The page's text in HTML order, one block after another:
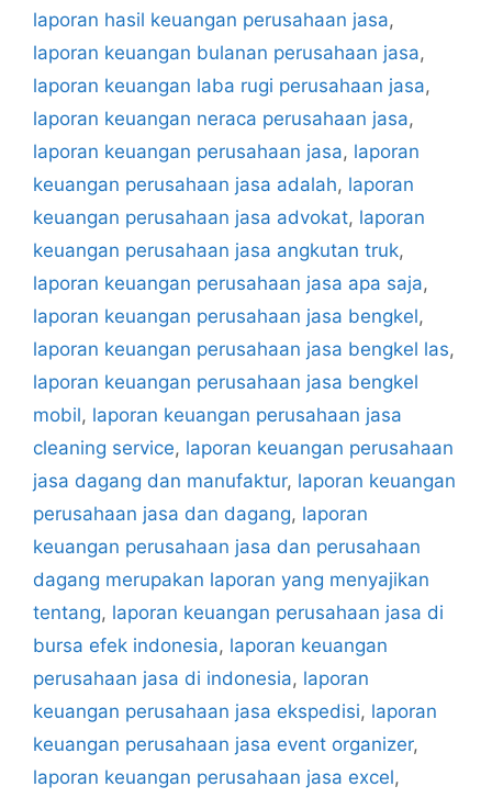
laporan hasil keuangan perusahaan jasa,
laporan keuangan bulanan perusahaan jasa,
laporan keuangan laba rugi perusahaan jasa,
laporan keuangan neraca perusahaan jasa,
laporan keuangan perusahaan jasa, laporan
keuangan perusahaan jasa adalah, laporan
keuangan perusahaan jasa advokat, laporan
keuangan perusahaan jasa angkutan truk,
laporan keuangan perusahaan jasa apa saja,
laporan keuangan perusahaan jasa bengkel,
laporan keuangan perusahaan jasa bengkel las,
laporan keuangan perusahaan jasa bengkel
mobil, laporan keuangan perusahaan jasa
cleaning service, laporan keuangan perusahaan
jasa dagang dan manufaktur, laporan keuangan
perusahaan jasa dan dagang, laporan
keuangan perusahaan jasa dan perusahaan
dagang merupakan laporan yang menyajikan
tentang, laporan keuangan perusahaan jasa di
bursa efek indonesia, laporan keuangan
perusahaan jasa di indonesia, laporan
keuangan perusahaan jasa ekspedisi, laporan
keuangan perusahaan jasa event organizer,
laporan keuangan perusahaan jasa excel,